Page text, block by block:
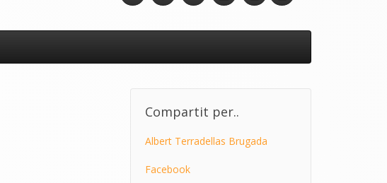
Compartit per..
Albert Terradellas Brugada
Facebook